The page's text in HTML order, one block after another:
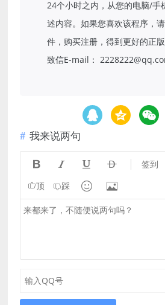
24个小时之内，从您的电脑/手
述内容。如果您喜欢该程序，
件，购买注册，得到更好的正
致信E-mail：
我来说两句
    签到
顶 踩  